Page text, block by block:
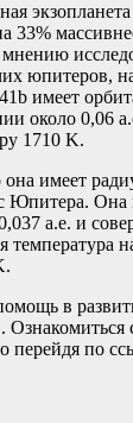
33%
юпитеров,
имеет
около 0,06
1710 K.
имеет
Она
а.е. и
температура
в
Ознакомиться
перейдя по